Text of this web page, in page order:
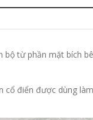
bộ từ phần mặt bích
điển được dùng